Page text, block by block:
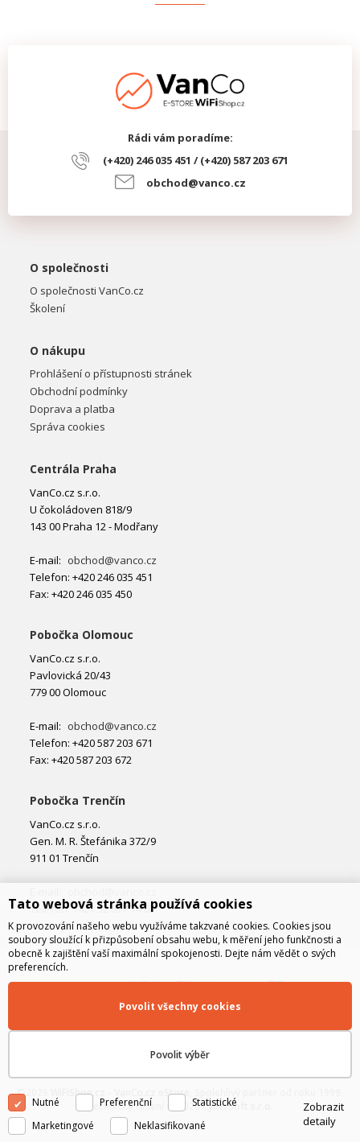
Rádi vám poradíme:
(+420) 246 035 451 / (+420) 587 203 671
obchod@vanco.cz
O společnosti
O společnosti VanCo.cz
Školení
O nákupu
Prohlášení o přístupnosti stránek
Obchodní podmínky
Doprava a platba
Správa cookies
Centrála Praha
VanCo.cz s.r.o.
U čokoládoven 818/9
143 00 Praha 12 - Modřany
E-mail: obchod@vanco.cz
Telefon: +420 246 035 451
Fax: +420 246 035 450
Pobočka Olomouc
VanCo.cz s.r.o.
Pavlovická 20/43
779 00 Olomouc
E-mail: obchod@vanco.cz
Telefon: +420 587 203 671
Fax: +420 587 203 672
Pobočka Trenčín
VanCo.cz s.r.o.
Gen. M. R. Štefánika 372/9
911 01 Trenčín
Telefon: +421 32 877 74 02
©2026 WiFiShop.cz - VanCo.cz eStore
Technické řešení © 2026CyberSoft s.r.o.
Tato webová stránka používá cookies
K provozování našeho webu využíváme takzvané cookies. Cookies jsou
soubory sloužící k přizpůsobení obsahu webu, k měření jeho funkčnosti a
obecně k zajištění vaší maximální spokojenosti. Dejte nám vědět o svých
preferencích.
Povolit výběr
Povolit všechny cookies
Nutné Preferenční
Statistické
Marketingové
Neklasifikované
Zobrazit
detaily